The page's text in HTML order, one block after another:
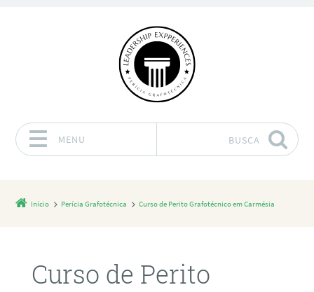
MENU BUSCA
Início Perícia Grafotécnica Curso de Perito Grafotécnico em Carmésia
Curso de Perito